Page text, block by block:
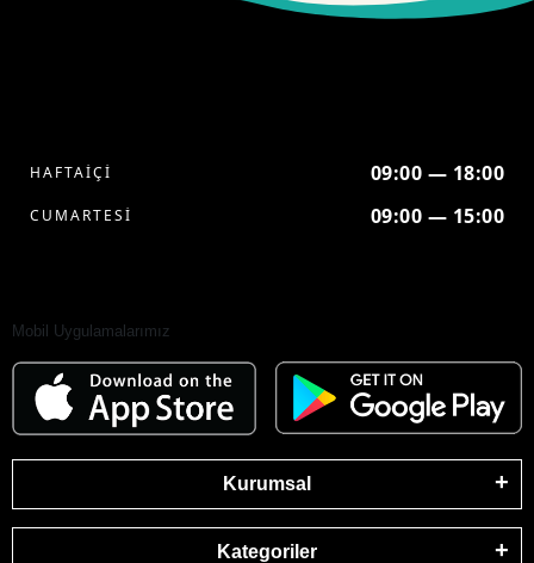
HAFTAİÇİ 09:00 — 18:00
CUMARTESİ 09:00 — 15:00
Mobil Uygulamalarımız
Kurumsal
Kategoriler